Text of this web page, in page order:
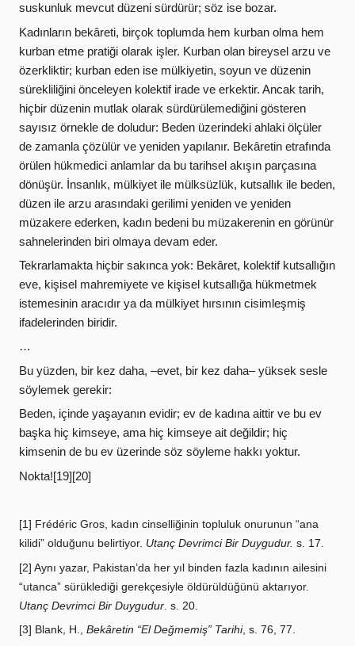
suskunluk mevcut düzeni sürdürür; söz ise bozar.
Kadınların bekâreti, birçok toplumda hem kurban olma hem
kurban etme pratiği olarak işler. Kurban olan bireysel arzu ve
özerkliktir; kurban eden ise mülkiyetin, soyun ve düzenin
sürekliliğini önceleyen kolektif irade ve erkektir. Ancak tarih,
hiçbir düzenin mutlak olarak sürdürülemediğini gösteren
sayısız örnekle de doludur: Beden üzerindeki ahlaki ölçüler
de zamanla çözülür ve yeniden yapılanır. Bekâretin etrafında
örülen hükmedici anlamlar da bu tarihsel akışın parçasına
dönüşür. İnsanlık, mülkiyet ile mülksüzlük, kutsallık ile beden,
düzen ile arzu arasındaki gerilimi yeniden ve yeniden
müzakere ederken, kadın bedeni bu müzakerenin en görünür
sahnelerinden biri olmaya devam eder.
Tekrarlamakta hiçbir sakınca yok: Bekâret, kolektif kutsallığın
eve, kişisel mahremiyete ve kişisel kutsallığa hükmetmek
istemesinin aracıdır ya da mülkiyet hırsının cisimleşmiş
ifadelerinden biridir.
…
Bu yüzden, bir kez daha, –evet, bir kez daha– yüksek sesle
söylemek gerekir:
Beden, içinde yaşayanın evidir; ev de kadına aittir ve bu ev
başka hiç kimseye, ama hiç kimseye ait değildir; hiç
kimsenin de bu ev üzerinde söz söyleme hakkı yoktur.
Nokta![19][20]
[1] Frédéric Gros, kadın cinselliğinin topluluk onurunun “ana
kilidi” olduğunu belirtiyor. Utanç Devrimci Bir Duygudur. s. 17.
[2] Aynı yazar, Pakistan’da her yıl binden fazla kadının ailesini
“utanca” sürüklediği gerekçesiyle öldürüldüğünü aktarıyor.
Utanç Devrimci Bir Duygudur . s. 20.
[3] Blank, H., Bekâretin “El Değmemiş” Tarihi, s. 76, 77.